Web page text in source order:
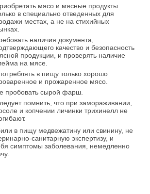
мясо и мясные продукты
в специально отведенных для
местах, а не на стихийных
наличия документа,
качество и безопасность
продукции, и проверять наличие
на мясе.
в пищу только хорошо
и прожаренное мясо.
пробовать сырой фарш.
помнить, что при замораживании,
и копчении личинки трихинелл не
в пищу медвежатину или свинину, не
санитарную экспертизу, и
симптомы заболевания, немедленно